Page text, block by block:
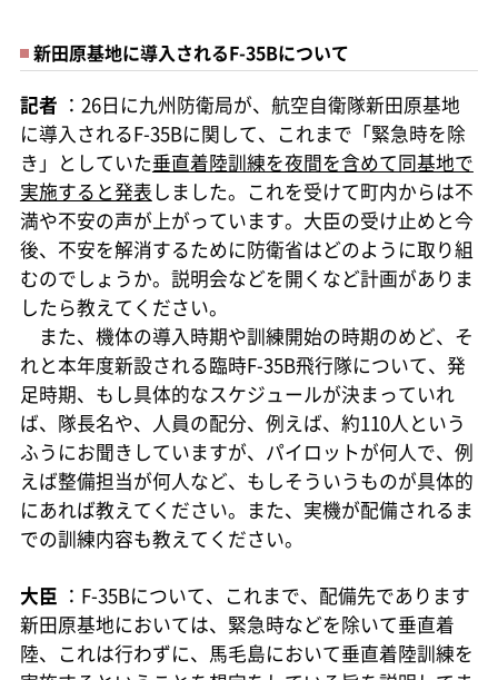
新田原基地に導入されるF-35Bについて
記者 ：26日に九州防衛局が、航空自衛隊新田原基地
に導入されるF-35Bに関して、これまで「緊急時を除
き」としていた垂直着陸訓練を夜間を含めて同基地で
実施すると発表 しました。これを受けて町内からは不
満や不安の声が上がっています。大臣の受け止めと今
後、不安を解消するために防衛省はどのように取り組
むのでしょうか。説明会などを開くなど計画がありま
したら教えてください。
また、機体の導入時期や訓練開始の時期のめど、そ
れと本年度新設される臨時F-35B飛行隊について、発
足時期、もし具体的なスケジュールが決まっていれ
ば、隊長名や、人員の配分、例えば、約110人という
ふうにお聞きしていますが、パイロットが何人で、例
えば整備担当が何人など、もしそういうものが具体的
にあれば教えてください。また、実機が配備されるま
での訓練内容も教えてください。
大臣 ：F-35Bについて、これまで、配備先であります
新田原基地においては、緊急時などを除いて垂直着
陸、これは行わずに、馬毛島において垂直着陸訓練を